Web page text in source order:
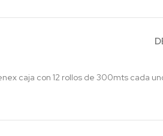
caja con 12 rollos de 300mts cada